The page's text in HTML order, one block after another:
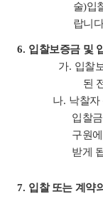
술)입
랍니다
6. 입찰보증금 및
가. 입찰
된
나. 낙찰자
입찰
구원
받게
7. 입찰 또는 계약